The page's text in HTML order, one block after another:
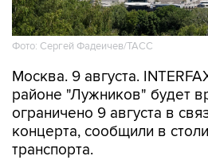
Фото: Сергей Фадеичев/ТАСС
Москва. 9 августа.
районе "Лужников" будет
ограничено 9 августа в
концерта, сообщили в
транспорта.